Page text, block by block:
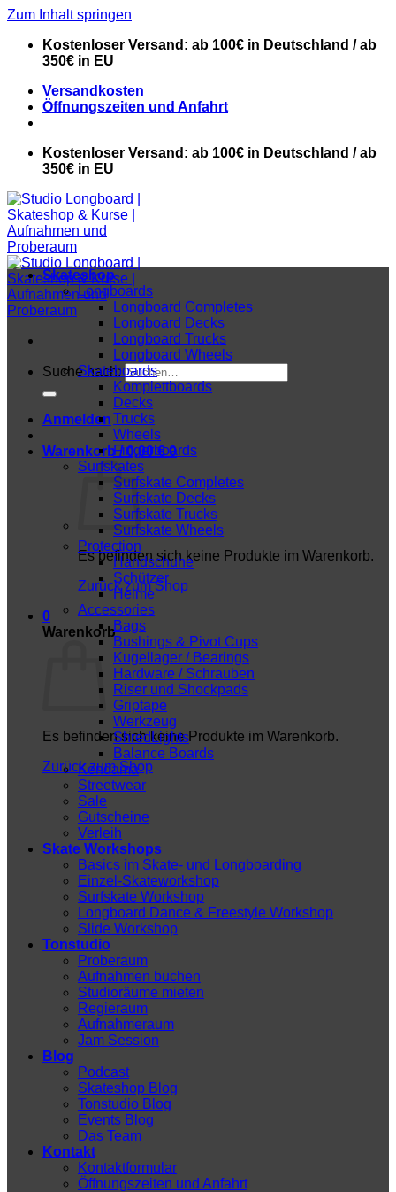
Zum Inhalt springen
Kostenloser Versand: ab 100€ in Deutschland / ab
350€ in EU
Versandkosten
Öffnungszeiten und Anfahrt
Kostenloser Versand: ab 100€ in Deutschland / ab
350€ in EU
Suche nach:
Anmelden
Warenkorb /0,00€ 0
Es befinden sich keine Produkte im Warenkorb.
Zurück zum Shop
0
Warenkorb
Es befinden sich keine Produkte im Warenkorb.
Zurück zum Shop
Skateshop
Longboards
Longboard Completes
Longboard Decks
Longboard Trucks
Longboard Wheels
Skateboards
Komplettboards
Decks
Trucks
Wheels
Fingerboards
Surfskates
Surfskate Completes
Surfskate Decks
Surfskate Trucks
Surfskate Wheels
Protection
Handschuhe
Schützer
Helme
Accessories
Bags
Bushings & Pivot Cups
Kugellager / Bearings
Hardware / Schrauben
Riser und Shockpads
Griptape
Werkzeug
ShredLights
Balance Boards
Kendama
Streetwear
Sale
Gutscheine
Verleih
Skate Workshops
Basics im Skate- und Longboarding
Einzel-Skateworkshop
Surfskate Workshop
Longboard Dance & Freestyle Workshop
Slide Workshop
Tonstudio
Proberaum
Aufnahmen buchen
Studioräume mieten
Regieraum
Aufnahmeraum
Jam Session
Blog
Podcast
Skateshop Blog
Tonstudio Blog
Events Blog
Das Team
Kontakt
Kontaktformular
Öffnungszeiten und Anfahrt